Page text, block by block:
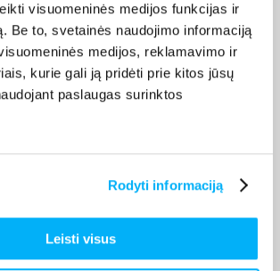
visuomeninės medijos funkcijas ir
Be to, svetainės naudojimo informaciją
medijos, reklamavimo ir
kurie gali ją pridėti prie kitos jūsų
paslaugas surinktos
Rodyti informaciją
Leisti visus
pirkėjas
ir pramogai 🙂 Ačiū
– galimybė pasirinkti skirtingą stiprumą ir kiekį